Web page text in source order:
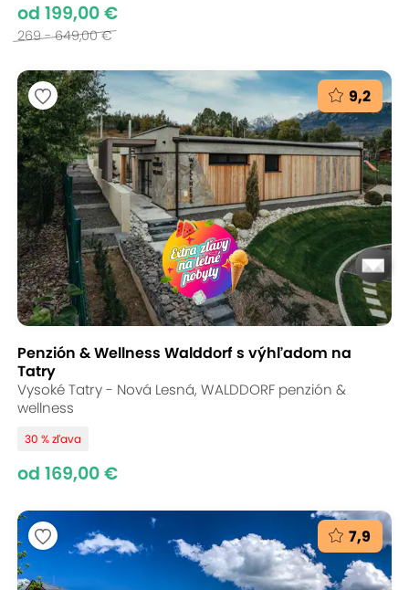
od 199,00 €
269 - 649,00 €
9,2
Penzión & Wellness Walddorf s výhľadom na
Tatry
Vysoké Tatry - Nová Lesná, WALDDORF penzión &
wellness
30 % zľava
od 169,00 €
7,9